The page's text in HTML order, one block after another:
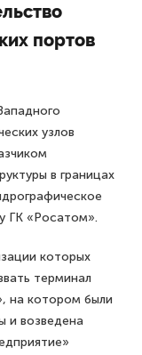
портов
узлов
в границах
ГК «Росатом».
которых
терминал
на котором были
и возведена